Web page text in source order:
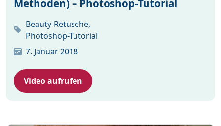
Methoden) – Photoshop-Tutorial
Beauty-Retusche,
Photoshop-Tutorial
7. Januar 2018
Video aufrufen